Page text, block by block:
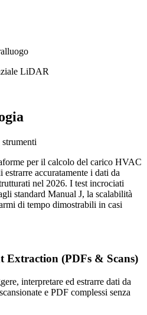
LiDAR
per il calcolo del carico HVAC
accuratamente i dati da
nel 2026. I test incrociati
standard Manual J, la scalabilità
di tempo dimostrabili in casi
Extraction (PDFs & Scans)
interpretare ed estrarre dati da
e PDF complessi senza